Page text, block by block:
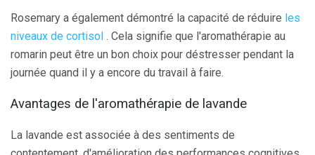
Rosemary a également démontré la capacité de réduire les
niveaux de cortisol . Cela signifie que l'aromathérapie au
romarin peut être un bon choix pour déstresser pendant la
journée quand il y a encore du travail à faire.
Avantages de l'aromathérapie de lavande
La lavande est associée à des sentiments de